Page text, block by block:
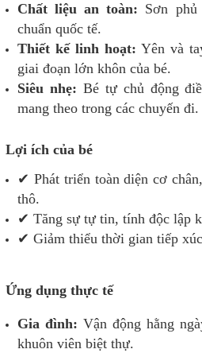
Chất liệu an toàn: Sơn
chuẩn quốc tế.
Thiết kế linh hoạt: Yên và
giai đoạn lớn khôn của bé.
Siêu nhẹ: Bé tự chủ động
mang theo trong các chuyến đi.
Lợi ích của bé
✔ Phát triển toàn diện cơ
thô.
✔ Tăng sự tự tin, tính độc lập
✔ Giảm thiểu thời gian tiếp
Ứng dụng thực tế
Gia đình: Vận động hằng
khuôn viên biệt thự.